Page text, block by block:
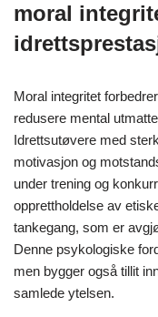
moral
Moral integritet
redusere mental
Idrettsutøvere med
motivasjon og
under trening og
opprettholdelse av
tankegang, som er
Denne psykologiske
men bygger også tillit
samlede ytelsen.